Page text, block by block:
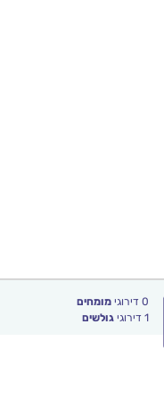
0 דירוגימומחים
1 דירוגיגולשים